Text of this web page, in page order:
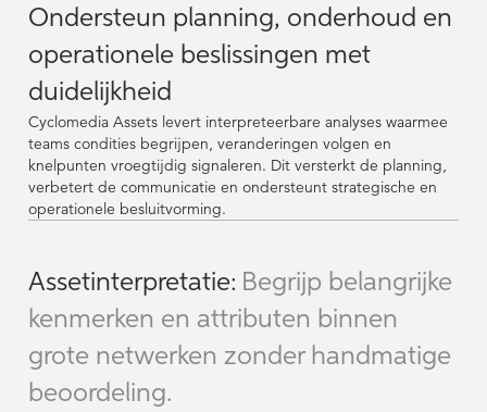
Ondersteun planning, onderhoud en
operationele beslissingen met
duidelijkheid
Cyclomedia Assets levert interpreteerbare analyses waarmee
teams condities begrijpen, veranderingen volgen en
knelpunten vroegtijdig signaleren. Dit versterkt de planning,
verbetert de communicatie en ondersteunt strategische en
operationele besluitvorming.
Assetinterpretatie: Begrijp belangrijke
kenmerken en attributen binnen
grote netwerken zonder handmatige
beoordeling.